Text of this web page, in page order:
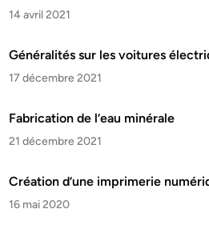
14 avril 2021
Généralités sur les voitures
17 décembre 2021
Fabrication de l’eau minérale
21 décembre 2021
Création d’une imprimerie
16 mai 2020